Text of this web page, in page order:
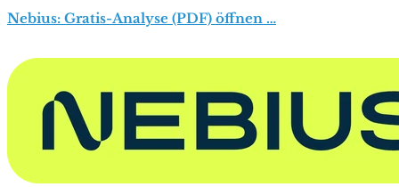
Nebius: Gratis-Analyse (PDF) öffnen …